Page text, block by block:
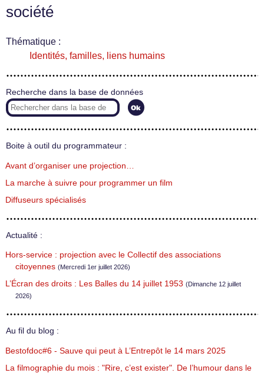
société
Thématique :
Identités, familles, liens humains
Recherche dans la base de données
Boite à outil du programmateur :
Avant d’organiser une projection…
La marche à suivre pour programmer un film
Diffuseurs spécialisés
Actualité :
Hors-service : projection avec le Collectif des associations
citoyennes (Mercredi 1er juillet 2026)
L’Écran des droits : Les Balles du 14 juillet 1953 (Dimanche 12 juillet
2026)
Au fil du blog :
Bestofdoc#6 - Sauve qui peut à L’Entrepôt le 14 mars 2025
La filmographie du mois : "Rire, c’est exister". De l’humour dans le